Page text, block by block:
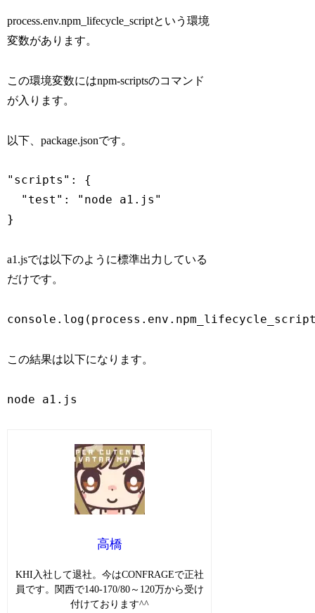
process.env.npm_lifecycle_scriptという環境
変数があります。
この環境変数にはnpm-scriptsのコマンド
が入ります。
以下、package.jsonです。
"scripts": {
  "test": "node a1.js"
}
a1.jsでは以下のように標準出力している
だけです。
この結果は以下になります。
node a1.js
高橋
KHI入社して退社。今はCONFRAGEで正社
員です。関西で140-170/80～120万から受け
付けております^^